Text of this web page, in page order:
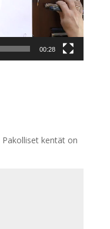
00:28
Pakolliset kentät on